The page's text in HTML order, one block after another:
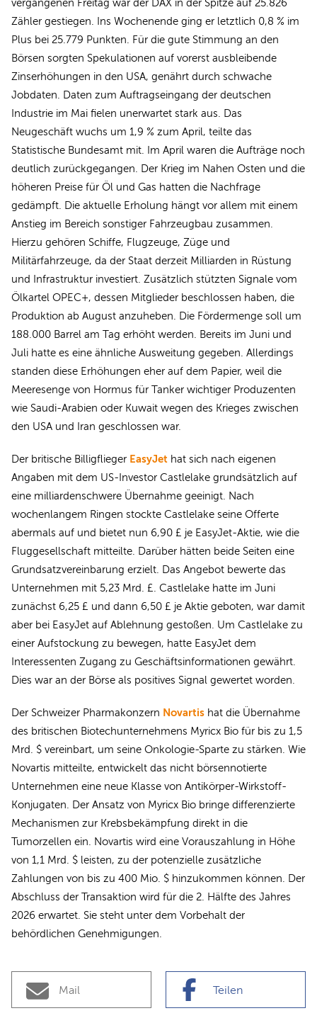
vergangenen Freitag war der DAX in der Spitze auf 25.826
Zähler gestiegen. Ins Wochenende ging er letztlich 0,8 % im
Plus bei 25.779 Punkten. Für die gute Stimmung an den
Börsen sorgten Spekulationen auf vorerst ausbleibende
Zinserhöhungen in den USA, genährt durch schwache
Jobdaten. Daten zum Auftragseingang der deutschen
Industrie im Mai fielen unerwartet stark aus. Das
Neugeschäft wuchs um 1,9 % zum April, teilte das
Statistische Bundesamt mit. Im April waren die Aufträge noch
deutlich zurückgegangen. Der Krieg im Nahen Osten und die
höheren Preise für Öl und Gas hatten die Nachfrage
gedämpft. Die aktuelle Erholung hängt vor allem mit einem
Anstieg im Bereich sonstiger Fahrzeugbau zusammen.
Hierzu gehören Schiffe, Flugzeuge, Züge und
Militärfahrzeuge, da der Staat derzeit Milliarden in Rüstung
und Infrastruktur investiert. Zusätzlich stützten Signale vom
Ölkartel OPEC+, dessen Mitglieder beschlossen haben, die
Produktion ab August anzuheben. Die Fördermenge soll um
188.000 Barrel am Tag erhöht werden. Bereits im Juni und
Juli hatte es eine ähnliche Ausweitung gegeben. Allerdings
standen diese Erhöhungen eher auf dem Papier, weil die
Meeresenge von Hormus für Tanker wichtiger Produzenten
wie Saudi-Arabien oder Kuwait wegen des Krieges zwischen
den USA und Iran geschlossen war.
Der britische Billigflieger EasyJet hat sich nach eigenen
Angaben mit dem US-Investor Castlelake grundsätzlich auf
eine milliardenschwere Übernahme geeinigt. Nach
wochenlangem Ringen stockte Castlelake seine Offerte
abermals auf und bietet nun 6,90 £ je EasyJet-Aktie, wie die
Fluggesellschaft mitteilte. Darüber hätten beide Seiten eine
Grundsatzvereinbarung erzielt. Das Angebot bewerte das
Unternehmen mit 5,23 Mrd. £. Castlelake hatte im Juni
zunächst 6,25 £ und dann 6,50 £ je Aktie geboten, war damit
aber bei EasyJet auf Ablehnung gestoßen. Um Castlelake zu
einer Aufstockung zu bewegen, hatte EasyJet dem
Interessenten Zugang zu Geschäftsinformationen gewährt.
Dies war an der Börse als positives Signal gewertet worden.
Der Schweizer Pharmakonzern Novartis hat die Übernahme
des britischen Biotechunternehmens Myricx Bio für bis zu 1,5
Mrd. $ vereinbart, um seine Onkologie-Sparte zu stärken. Wie
Novartis mitteilte, entwickelt das nicht börsennotierte
Unternehmen eine neue Klasse von Antikörper-Wirkstoff-
Konjugaten. Der Ansatz von Myricx Bio bringe differenzierte
Mechanismen zur Krebsbekämpfung direkt in die
Tumorzellen ein. Novartis wird eine Vorauszahlung in Höhe
von 1,1 Mrd. $ leisten, zu der potenzielle zusätzliche
Zahlungen von bis zu 400 Mio. $ hinzukommen können. Der
Abschluss der Transaktion wird für die 2. Hälfte des Jahres
2026 erwartet. Sie steht unter dem Vorbehalt der
behördlichen Genehmigungen.
Mail Teilen